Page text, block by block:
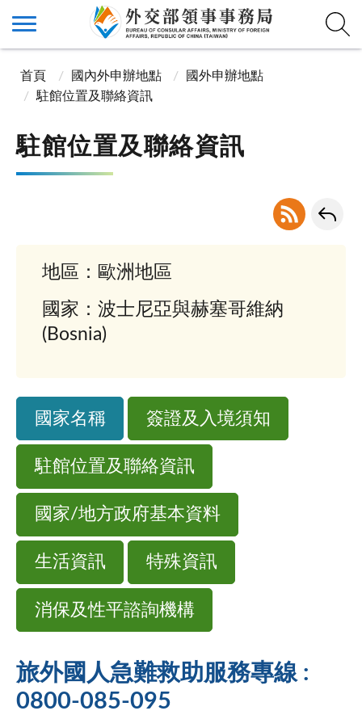
首頁 國內外申辦地點
國外申辦地點
駐館位置及聯絡資訊
駐館位置及聯絡資訊
地區：歐洲地區
國家：波士尼亞與赫塞哥維納
(Bosnia)
國家名稱 簽證及入境須知
駐館位置及聯絡資訊
國家/地方政府基本資料
生活資訊 特殊資訊
消保及性平諮詢機構
旅外國人急難救助服務專線 :
0800-085-095